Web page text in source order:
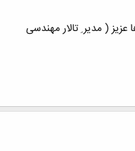
( مدیر ِ تالار مهندسی